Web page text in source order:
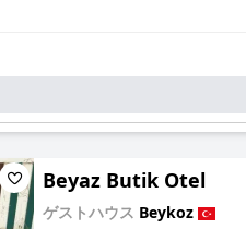
Beyaz Butik Otel
ゲストハウス Beykoz